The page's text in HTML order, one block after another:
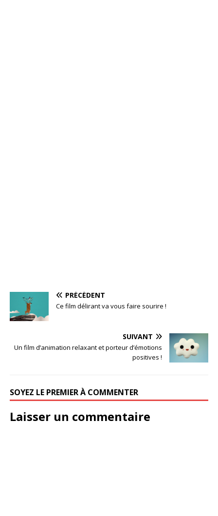
PRÉCÉDENT
Ce film délirant va vous faire sourire !
SUIVANT
Un film d’animation relaxant et porteur d’émotions
positives !
SOYEZ LE PREMIER À COMMENTER
Laisser un commentaire